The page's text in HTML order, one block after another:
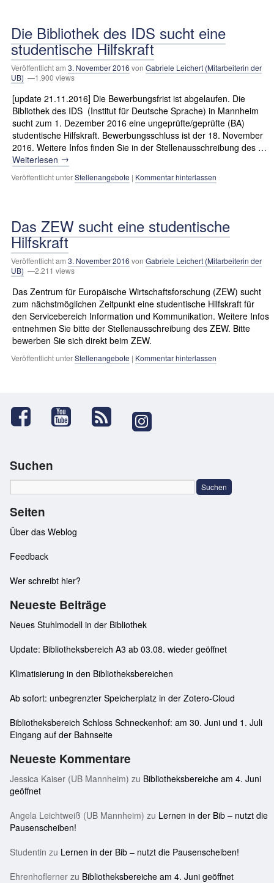
Die Bibliothek des IDS sucht eine
studentische Hilfskraft
Veröffentlicht am 3. November 2016 von Gabriele Leichert (Mitarbeiterin der
UB) —1.900 views
[update 21.11.2016] Die Bewerbungsfrist ist abgelaufen. Die
Bibliothek des IDS (Institut für Deutsche Sprache) in Mannheim
sucht zum 1. Dezember 2016 eine ungeprüfte/geprüfte (BA)
studentische Hilfskraft. Bewerbungsschluss ist der 18. November
2016. Weitere Infos finden Sie in der Stellenausschreibung des …
Weiterlesen →
Veröffentlicht unterStellenangebote | Kommentar hinterlassen
Das ZEW sucht eine studentische
Hilfskraft
Veröffentlicht am 3. November 2016 von Gabriele Leichert (Mitarbeiterin der
UB) —2.211 views
Das Zentrum für Europäische Wirtschaftsforschung (ZEW) sucht
zum nächstmöglichen Zeitpunkt eine studentische Hilfskraft für
den Servicebereich Information und Kommunikation. Weitere Infos
entnehmen Sie bitte der Stellenausschreibung des ZEW. Bitte
bewerben Sie sich direkt beim ZEW.
Veröffentlicht unterStellenangebote | Kommentar hinterlassen
Suchen
Seiten
Über das Weblog
Feedback
Wer schreibt hier?
Neueste Beiträge
Neues Stuhlmodell in der Bibliothek
Update: Bibliotheksbereich A3 ab 03.08. wieder geöffnet
Klimatisierung in den Bibliotheksbereichen
Ab sofort: unbegrenzter Speicherplatz in der Zotero-Cloud
Bibliotheksbereich Schloss Schneckenhof: am 30. Juni und 1. Juli
Eingang auf der Bahnseite
Neueste Kommentare
Jessica Kaiser (UB Mannheim) zu Bibliotheksbereiche am 4. Juni
geöffnet
Angela Leichtweiß (UB Mannheim) zu Lernen in der Bib – nutzt die
Pausenscheiben!
Studentin zu Lernen in der Bib – nutzt die Pausenscheiben!
Ehrenhoflerner zu Bibliotheksbereiche am 4. Juni geöffnet